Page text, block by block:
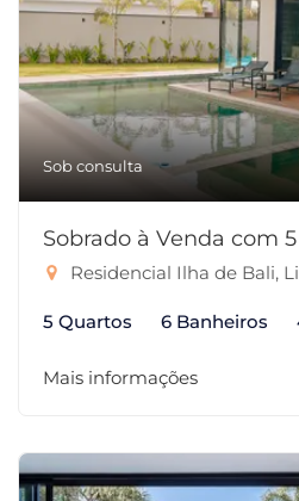
Sob consulta
Sobrado à Venda com
Residencial Ilha de Bali,
5 Quartos 6 Banheiros
Mais informações